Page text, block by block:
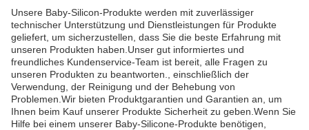
Unsere Baby-Silicon-Produkte werden mit zuverlässiger
technischer Unterstützung und Dienstleistungen für Produkte
geliefert, um sicherzustellen, dass Sie die beste Erfahrung mit
unseren Produkten haben.Unser gut informiertes und
freundliches Kundenservice-Team ist bereit, alle Fragen zu
unseren Produkten zu beantworten., einschließlich der
Verwendung, der Reinigung und der Behebung von
Problemen.Wir bieten Produktgarantien und Garantien an, um
Ihnen beim Kauf unserer Produkte Sicherheit zu geben.Wenn Sie
Hilfe bei einem unserer Baby-Silicone-Produkte benötigen,